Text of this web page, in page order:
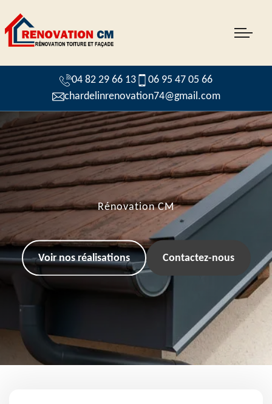
04 82 29 66 13
06 95 47 05 66
chardelinrenovation74@gmail.com
Rénovation CM
Voir nos réalisations Contactez-nous